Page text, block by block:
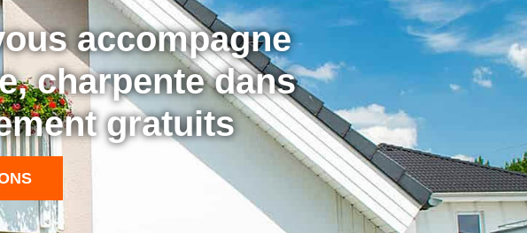
accompagne
charpente dans
gratuits